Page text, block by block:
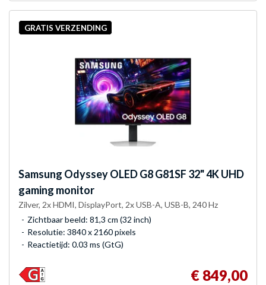
GRATIS VERZENDING
Samsung Odyssey OLED G8 G81SF 32" 4K UHD
gaming monitor
Zilver, 2x HDMI, DisplayPort, 2x USB-A, USB-B, 240 Hz
Zichtbaar beeld: 81,3 cm (32 inch)
Resolutie: 3840 x 2160 pixels
Reactietijd: 0.03 ms (GtG)
€ 849,00